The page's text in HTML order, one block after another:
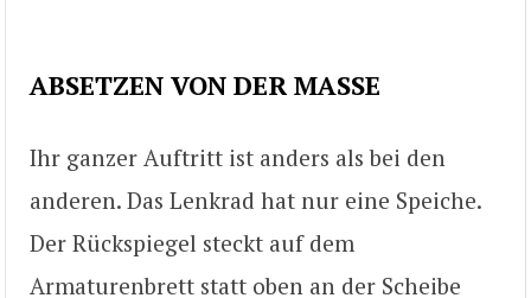
ABSETZEN VON DER MASSE
Ihr ganzer Auftritt ist anders als bei den
anderen. Das Lenkrad hat nur eine Speiche.
Der Rückspiegel steckt auf dem
Armaturenbrett statt oben an der Scheibe